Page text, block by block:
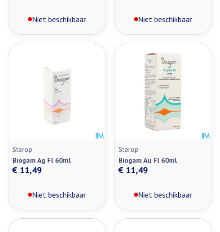
Niet beschikbaar Niet beschikbaar
Sterop
Biogam Ag Fl 60ml
€ 11,49
Niet beschikbaar
Sterop
Biogam Au Fl 60ml
€ 11,49
Niet beschikbaar